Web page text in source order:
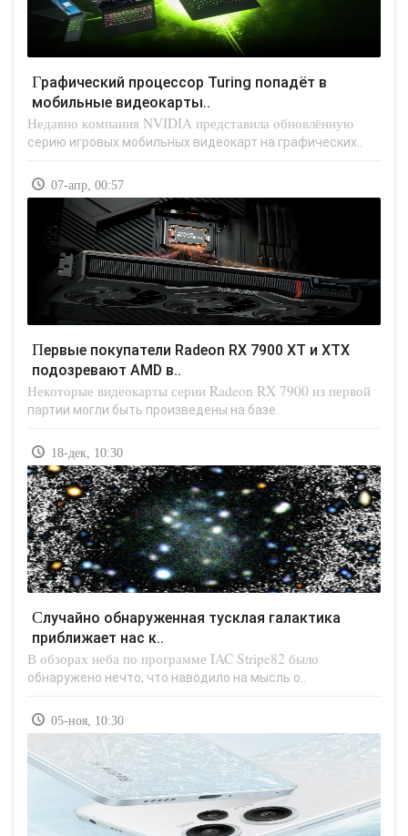
Графический процессор Turing попадёт в
мобильные видеокарты..
Недавно компания NVIDIA представила обновлённую
серию игровых мобильных видеокарт на графических..
07-апр, 00:57
Первые покупатели Radeon RX 7900 XT и XTX
подозревают AMD в..
Некоторые видеокарты серии Radeon RX 7900 из первой
партии могли быть произведены на базе..
18-дек, 10:30
Случайно обнаруженная тусклая галактика
приближает нас к..
В обзорах неба по программе IAC Stripe82 было
обнаружено нечто, что наводило на мысль о..
05-ноя, 10:30